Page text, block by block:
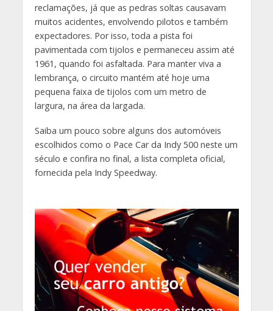
reclamações, já que as pedras soltas causavam
muitos acidentes, envolvendo pilotos e também
expectadores. Por isso, toda a pista foi
pavimentada com tijolos e permaneceu assim até
1961, quando foi asfaltada. Para manter viva a
lembrança, o circuito mantém até hoje uma
pequena faixa de tijolos com um metro de
largura, na área da largada.
Saiba um pouco sobre alguns dos automóveis
escolhidos como o Pace Car da Indy 500 neste um
século e confira no final, a lista completa oficial,
fornecida pela Indy Speedway.